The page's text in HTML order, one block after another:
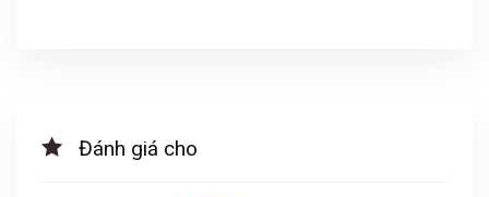
Đánh giá cho